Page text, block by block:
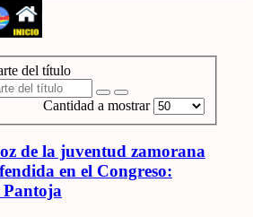
del título
Cantidad a mostrar
de la juventud zamorana
en el Congreso: